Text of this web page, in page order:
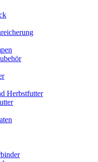
Herbstfutter